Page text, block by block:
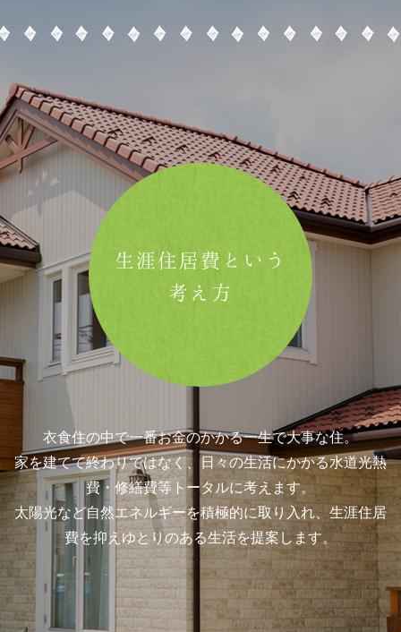
生涯住居費という
考え方
衣食住の中で一番お金のかかる一生で大事な住。
家を建てて終わりではなく、日々の生活にかかる水道光熱
費・修繕費等トータルに考えます。
太陽光など自然エネルギーを積極的に取り入れ、生涯住居
費を抑えゆとりのある生活を提案します。